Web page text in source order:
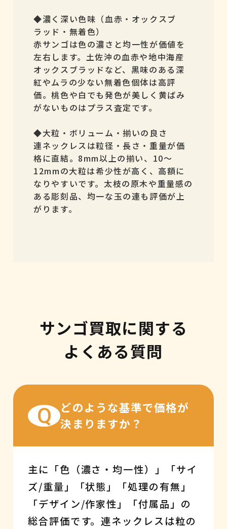
◆濃く深い色味（血赤・オックスブ
ラッド・無着色）
赤サンゴは色の濃さと均一性が価値を
左右します。土佐沖の血赤や地中海産
オックスブラッドなど、黒味のある深
紅やムラの少ない無着色個体は高評
価。桃色や白でも発色が美しく黄ばみ
がないものはプラス査定です。
◆大粒・ボリューム・揃いの良さ
連ネックレスは粒径・長さ・重量が価
格に直結。8mm以上の揃い、10～
12mmの大粒は希少性が高く、高額に
なりやすいです。太枝の原木や重量感の
ある彫刻品、均一な玉の連も評価が上
がります。
サンゴ買取に関する
よくある質問
Q
どのような基準で価格が
決まりますか？
主に「色（濃さ・均一性）」「サイ
ズ/重量」「状態」「処理の有無」
「デザイン/作家性」「付属品」の
総合評価です。連ネックレスは粒の